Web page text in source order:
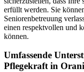
erfüllt werden. Sie
Seniorenbetreuung
einen respektvollen und
können.
Umfassende
Pflegekraft in